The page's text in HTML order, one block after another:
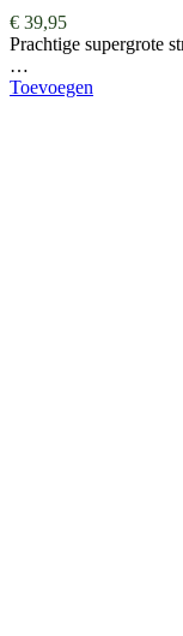
€ 39,95
Prachtige supergrote
…
Toevoegen